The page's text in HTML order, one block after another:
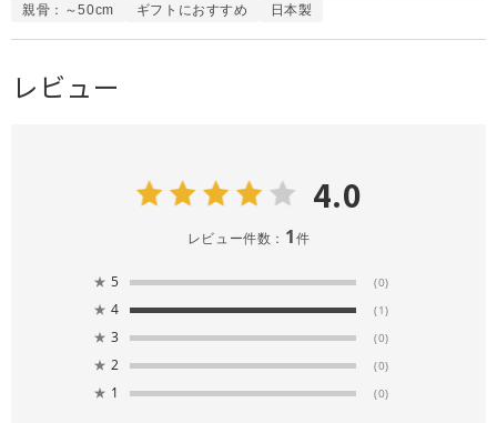
親骨：～50cm
ギフトにおすすめ 日本製
レビュー
4.0
レビュー件数： 1件
★ 5 (0)
★ 4 (1)
★ 3 (0)
★ 2 (0)
★ 1 (0)